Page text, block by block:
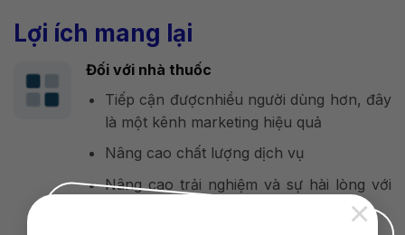
×
Lợi ích mang lại
Đối với nhà thuốc
Tiếp cận đượcnhiều người dùng hơn, đây
là một kênh marketing hiệu quả
Nâng cao chất lượng dịch vụ
Nâng cao trải nghiệm và sự hài lòng với